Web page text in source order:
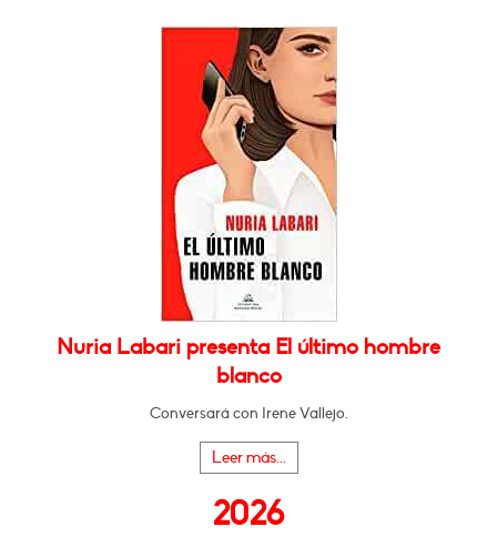
Nuria Labari presenta El último hombre
blanco
Conversará con Irene Vallejo.
Leer más...
2026